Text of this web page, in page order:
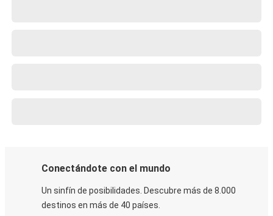
Conectándote con el mundo
Un sinfín de posibilidades. Descubre más de 8.000
destinos en más de 40 países.